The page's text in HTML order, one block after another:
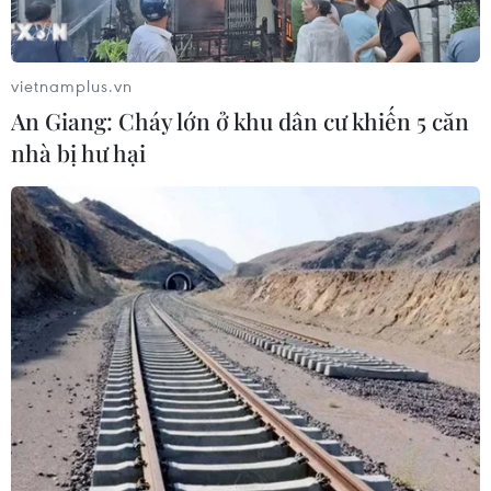
Điểm hẹn ngắm băng trôi và cá voi ở
Canada
05/08/2026 01:08
Mưa lũ, sạt lở tại Sri Lanka khiến 5
người thiệt mạng
04/08/2026 23:09
Xem thêm
vietnamplus.vn
An Giang: Cháy lớn ở khu dân cư khiến 5 căn
nhà bị hư hại